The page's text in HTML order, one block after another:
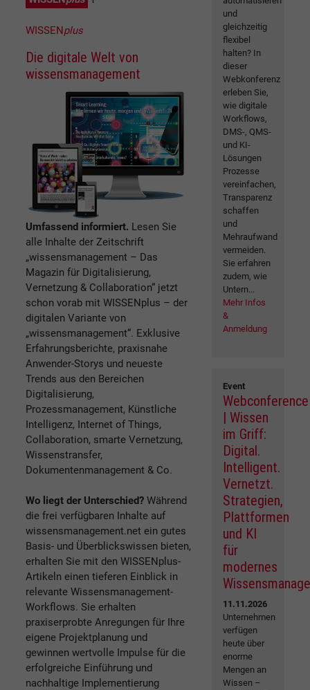
WISSENplus
Die digitale Welt von
wissensmanagement
Umfassend informiert. Lesen Sie
alle Inhalte der Zeitschrift
„wissensmanagement – Das
Magazin für Digitalisierung,
Vernetzung & Collaboration“ jetzt
schon vorab mit WISSENplus – der
digitalen Variante von
„wissensmanagement“. Exklusive
Erfahrungsberichte, praxisnahe
Anwender-Storys und neueste
Trends aus den Bereichen
Digitalisierung,
Prozessmanagement, Künstliche
Intelligenz, Internet of Things,
Collaboration, smarte Vernetzung,
Wissenstransfer,
Dokumentenmanagement & Co.
Wo liegt der Unterschied? Während
die frei verfügbaren Inhalte auf
wissensmanagement.net ein gutes
Basis- und Überblickswissen bieten,
erhalten Sie mit den WISSENplus-
Artikeln einen tieferen Einblick in
relevante Wissensmanagement-
Workflows. Sie erhalten
praxiserprobte Anregungen für Ihre
eigene Projektplanung und
gewinnen wertvolle Impulse für die
erfolgreiche Einführung und
nachhaltige Implementierung
und
gleichzeitig
flexibel
halten? In
dieser
Webkonferenz
erleben Sie,
wie digitale
Workflows,
DMS-, QMS-
und KI-
Lösungen
Prozesse
vereinfachen,
Transparenz
schaffen
und
Mehraufwand
vermeiden.
Sie erfahren
zudem, wie
Untern...
Mehr Infos
&
Anmeldung
Event
Webconference
| Wissen
im Griff:
Digital.
Intelligent.
Vernetzt.
Strategien,
Plattformen
und KI
für
modernes
11.11.2026
Unternehmen
verfügen
heute über
enorme
Mengen an
Wissen –